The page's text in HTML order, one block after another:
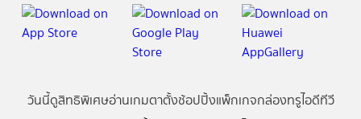
วันนี้ดูสิทธิพิเศษอ่านเกมตาตั้งช้อปปิ้งแพ็กเกจกล่องทรูไอดีทีวี